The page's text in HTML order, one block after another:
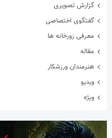
گزارش تصویری
گفتگوی اختصاصی
معرفی زورخانه ها
مقاله
هنرمندان ورزشکار
ویدیو
ویژه